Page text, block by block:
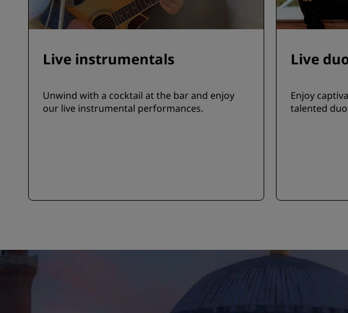
Live instrumentals
Unwind with a cocktail at the bar and enjoy
our live instrumental performances.
Live
Enjoy
talented